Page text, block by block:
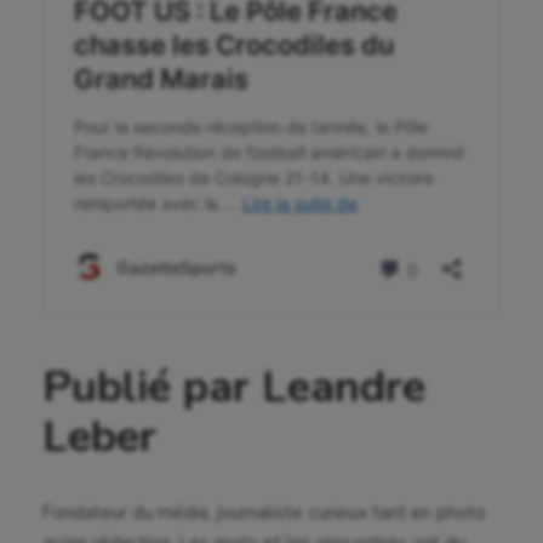
Publié par Leandre
Leber
Fondateur du média, journaliste curieux tant en photo